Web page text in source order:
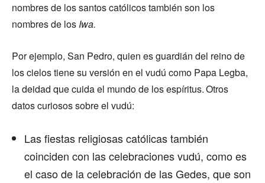
nombres de los santos católicos también son los
nombres de los Iwa.
Por ejemplo, San Pedro, quien es guardián del reino de
los cielos tiene su versión en el vudú como Papa Legba,
la deidad que cuida el mundo de los espíritus.Otros
datos curiosos sobre el vudú:
Las fiestas religiosas católicas también
coinciden con las celebraciones vudú, como es
el caso de la celebración de las Gedes, que son